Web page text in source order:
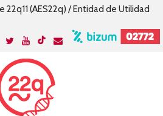
22q11 (AES22q) / Entidad de Utilidad